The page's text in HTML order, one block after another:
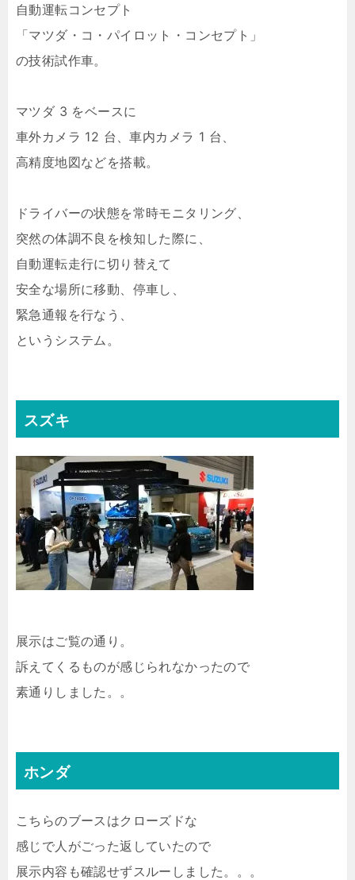
自動運転コンセプト
「マツダ・コ・パイロット・コンセプト」
の技術試作車。
マツダ 3 をベースに
車外カメラ 12 台、車内カメラ 1 台、
高精度地図などを搭載。
ドライバーの状態を常時モニタリング、
突然の体調不良を検知した際に、
自動運転走行に切り替えて
安全な場所に移動、停車し、
緊急通報を行なう、
というシステム。
スズキ
展示はご覧の通り。
訴えてくるものが感じられなかったので
素通りしました。。
ホンダ
こちらのブースはクローズドな
感じで人がごった返していたので
展示内容も確認せずスルーしました。。。